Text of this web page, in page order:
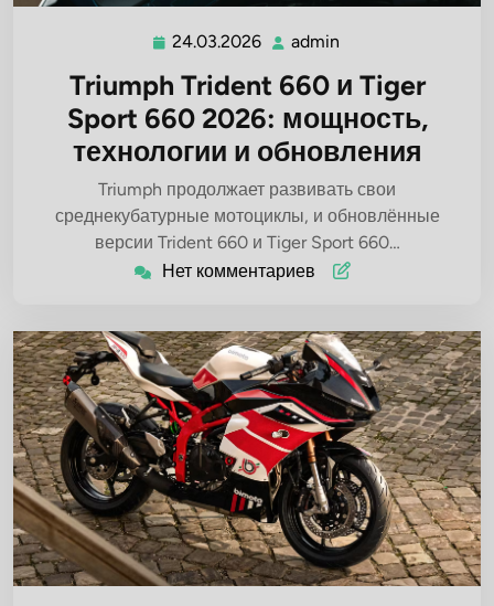
24.03.2026 24.03.2026
admin
Triumph Trident 660 и Tiger
Sport 660 2026: мощность,
технологии и обновления
Triumph продолжает развивать свои
среднекубатурные мотоциклы, и обновлённые
версии Trident 660 и Tiger Sport 660…
Нет комментариев